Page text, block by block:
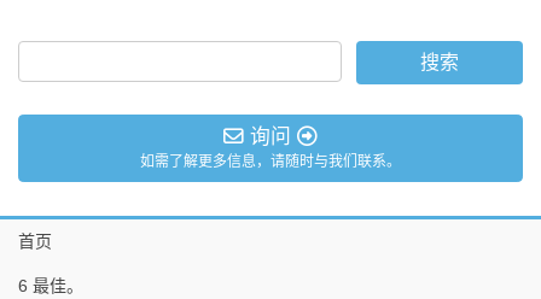
询问
如需了解更多信息，请随时与我们联系。
首页
6 最佳。